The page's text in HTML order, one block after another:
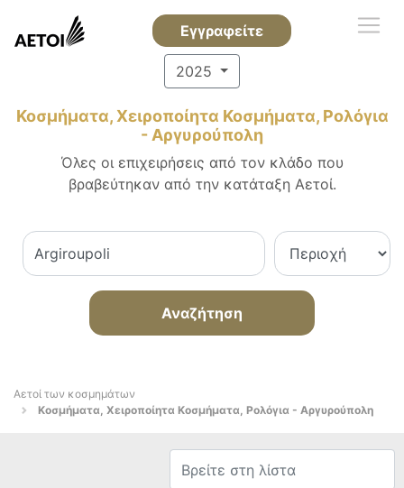
Εγγραφείτε
2025
Κοσμήματα, Χειροποίητα Κοσμήματα, Ρολόγια
- Αργυρούπολη
Όλες οι επιχειρήσεις από τον κλάδο που
βραβεύτηκαν από την κατάταξη Αετοί.
Αναζήτηση
Αετοί των κοσμημάτων
Κοσμήματα, Χειροποίητα Κοσμήματα, Ρολόγια - Αργυρούπολη